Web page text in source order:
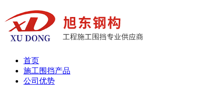
首页
施工围挡产品
公司优势